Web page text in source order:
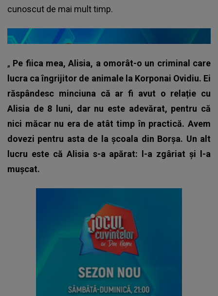
cunoscut de mai mult timp.
„ Pe fiica mea, Alisia, a omorât-o un criminal care
lucra ca îngrijitor de animale la Korponai Ovidiu. Ei
răspândesc minciuna că ar fi avut o relație cu
Alisia de 8 luni, dar nu este adevărat, pentru că
nici măcar nu era de atât timp în practică. Avem
dovezi pentru asta de la școala din Borșa. Un alt
lucru este că Alisia s-a apărat: l-a zgâriat și l-a
mușcat.